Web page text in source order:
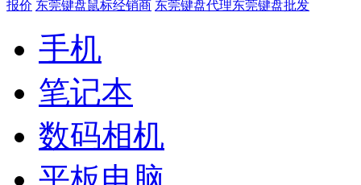
报价 东莞键盘鼠标经销商 东莞键盘代理东莞键盘批发
手机
笔记本
数码相机